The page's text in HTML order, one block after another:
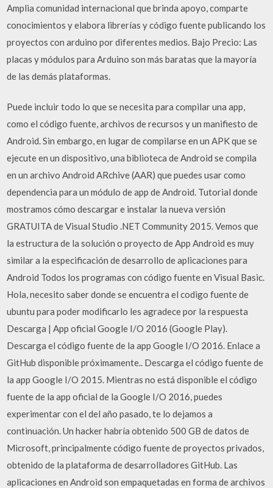
Amplia comunidad internacional que brinda apoyo, comparte
conocimientos y elabora librerías y código fuente publicando los
proyectos con arduino por diferentes medios. Bajo Precio: Las
placas y módulos para Arduino son más baratas que la mayoría
de las demás plataformas.
Puede incluir todo lo que se necesita para compilar una app,
como el código fuente, archivos de recursos y un manifiesto de
Android. Sin embargo, en lugar de compilarse en un APK que se
ejecute en un dispositivo, una biblioteca de Android se compila
en un archivo Android ARchive (AAR) que puedes usar como
dependencia para un módulo de app de Android. Tutorial donde
mostramos cómo descargar e instalar la nueva versión
GRATUITA de Visual Studio .NET Community 2015. Vemos que
la estructura de la solución o proyecto de App Android es muy
similar a la especificación de desarrollo de aplicaciones para
Android Todos los programas con código fuente en Visual Basic.
Hola, necesito saber donde se encuentra el codigo fuente de
ubuntu para poder modificarlo les agradece por la respuesta
Descarga | App oficial Google I/O 2016 (Google Play).
Descarga el código fuente de la app Google I/O 2016. Enlace a
GitHub disponible próximamente.. Descarga el código fuente de
la app Google I/O 2015. Mientras no está disponible el código
fuente de la app oficial de la Google I/O 2016, puedes
experimentar con el del año pasado, te lo dejamos a
continuación. Un hacker habría obtenido 500 GB de datos de
Microsoft, principalmente código fuente de proyectos privados,
obtenido de la plataforma de desarrolladores GitHub. Las
aplicaciones en Android son empaquetadas en forma de archivos